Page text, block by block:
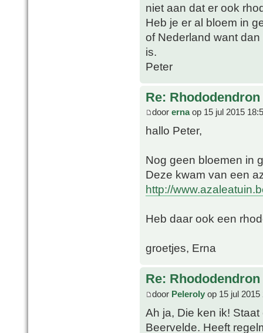
niet aan dat er ook
Heb je er al bloem in
of Nederland want
is.
Peter
Re:
door ernaop 15 jul 2015
hallo Peter,
Nog geen bloemen in
Deze kwam van een
http://
Heb daar ook een
groetjes, Erna
Re:
door Peleroly op 15 jul 2015
Ah ja, Die ken ik!
Beervelde. Heeft